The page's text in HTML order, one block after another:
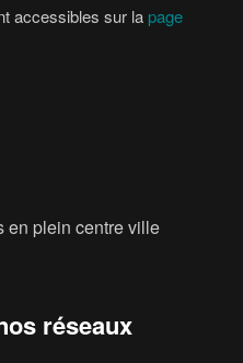
accessibles sur la page
en plein centre ville
réseaux